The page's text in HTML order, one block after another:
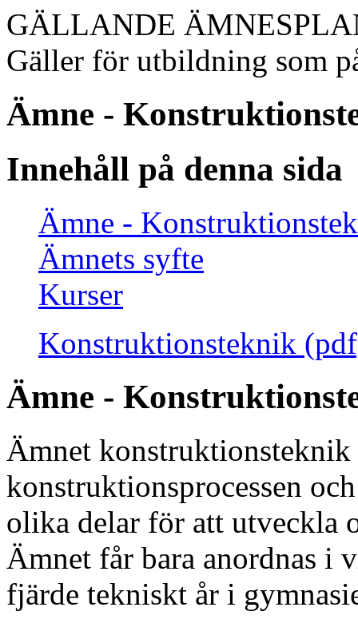
GÄLLANDE
Gäller för utbildning som
Ämne -
Innehåll på denna sida
Ämne -
Ämnets syfte
Kurser
Konstruktionsteknik
Ämne -
Ämnet konstruktionsteknik
konstruktionsprocessen
olika delar för att utveckla
Ämnet får bara anordnas i
fjärde tekniskt år i